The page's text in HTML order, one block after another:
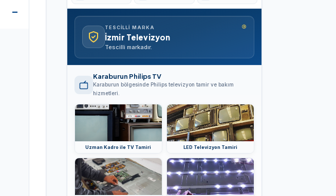
TESCILLI MARKA
İzmir Televizyon
Tescilli markadır.
®
Karaburun Philips TV
Karaburun bölgesinde Philips televizyon tamir ve bakım
hizmetleri.
Uzman Kadro ile TV Tamiri LED Televizyon Tamiri